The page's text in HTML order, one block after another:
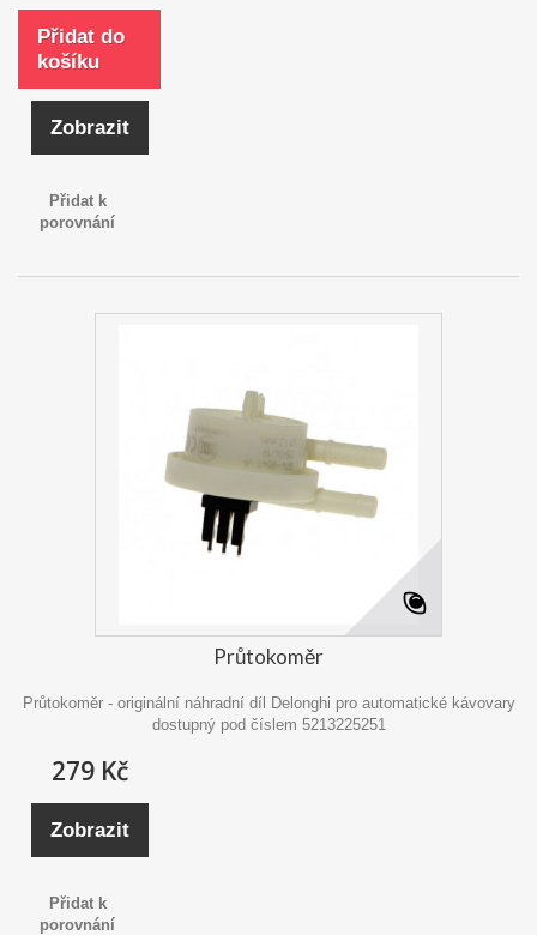
Přidat do
košíku
Zobrazit
Přidat k
porovnání
Průtokoměr
Průtokoměr - originální náhradní díl Delonghi pro automatické kávovary
dostupný pod číslem 5213225251
279 Kč
Zobrazit
Přidat k
porovnání